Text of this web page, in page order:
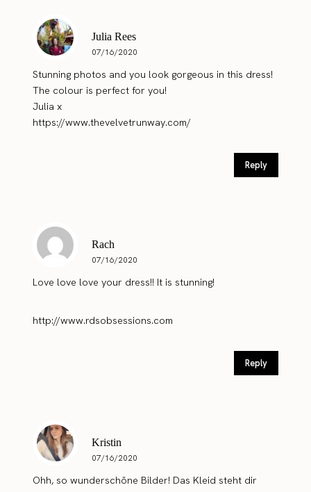
Julia Rees
07/16/2020
Stunning photos and you look gorgeous in this dress!
The colour is perfect for you!
Julia x
https://www.thevelvetrunway.com/
Reply
Rach
07/16/2020
Love love love your dress!! It is stunning!
http://www.rdsobsessions.com
Reply
Kristin
07/16/2020
Ohh, so wunderschöne Bilder! Das Kleid steht dir